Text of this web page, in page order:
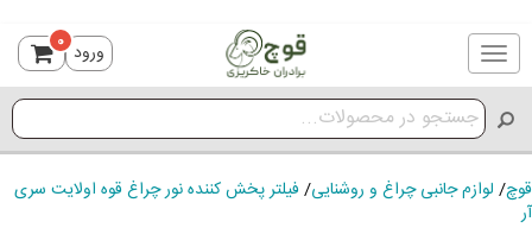
Toggle
navigation
ورود 0
قوچ/ لوازم جانبی چراغ و روشنایی/ فیلتر پخش کننده نور چراغ قوه اولایت سری
آر